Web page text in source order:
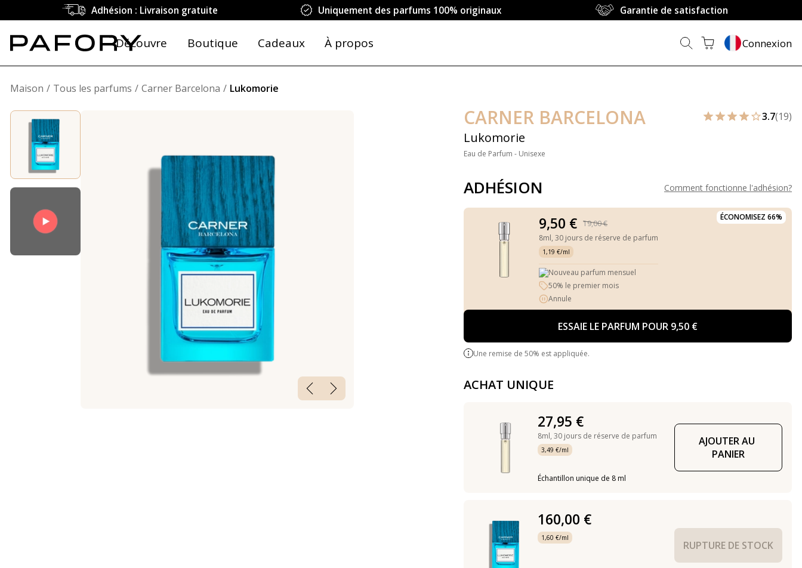
Adhésion : Livraison gratuite Uniquement des parfums 100% originaux Garantie de satisfaction
Découvre Boutique Cadeaux À propos Connexion
Maison Tous les parfums Carner Barcelona Lukomorie
CARNER BARCELONA
Lukomorie
Eau de Parfum - Unisexe
3.7(19)
ADHÉSION Comment fonctionne l'adhésion?
ÉCONOMISEZ 66%
9,50 €
19,00 €
8ml, 30 jours de réserve de parfum
1,19 €/ml
Nouveau parfum mensuel
50% le premier mois
Annule
ESSAIE LE PARFUM POUR 9,50 €
Une remise de 50% est appliquée.
ACHAT UNIQUE
27,95 €
8ml, 30 jours de réserve de parfum
3,49 €/ml
Échantillon unique de 8 ml
AJOUTER AU
PANIER
160,00 €
1,60 €/ml
RUPTURE DE STOCK